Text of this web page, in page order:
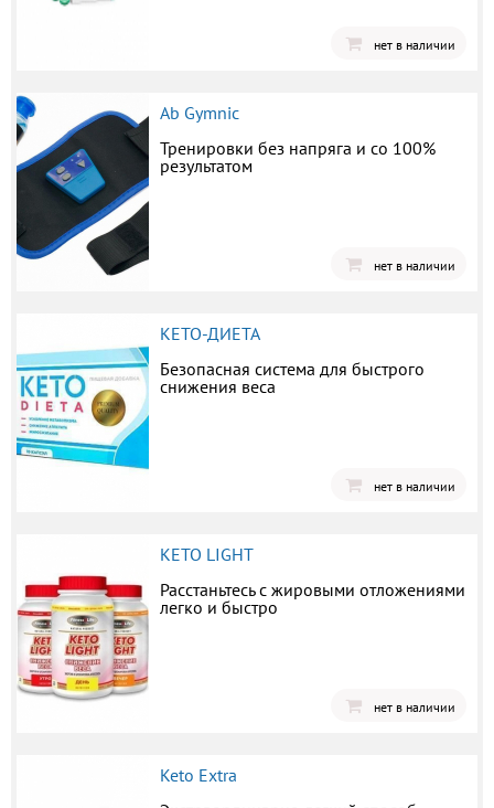
нет в наличии
Ab Gymnic
Тренировки без напряга и со 100%
результатом
нет в наличии
КЕТО-ДИЕТА
Безопасная система для быстрого
снижения веса
нет в наличии
KETO LIGHT
Расстаньтесь с жировыми отложениями
легко и быстро
нет в наличии
Keto Extra